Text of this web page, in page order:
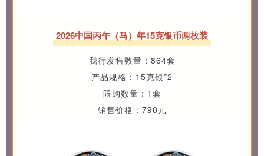
2026中国丙午（马）年15克银币两枚装
我行发售数量：864套
产品规格：15克银*2
限购数量：1套
销售价格：790元